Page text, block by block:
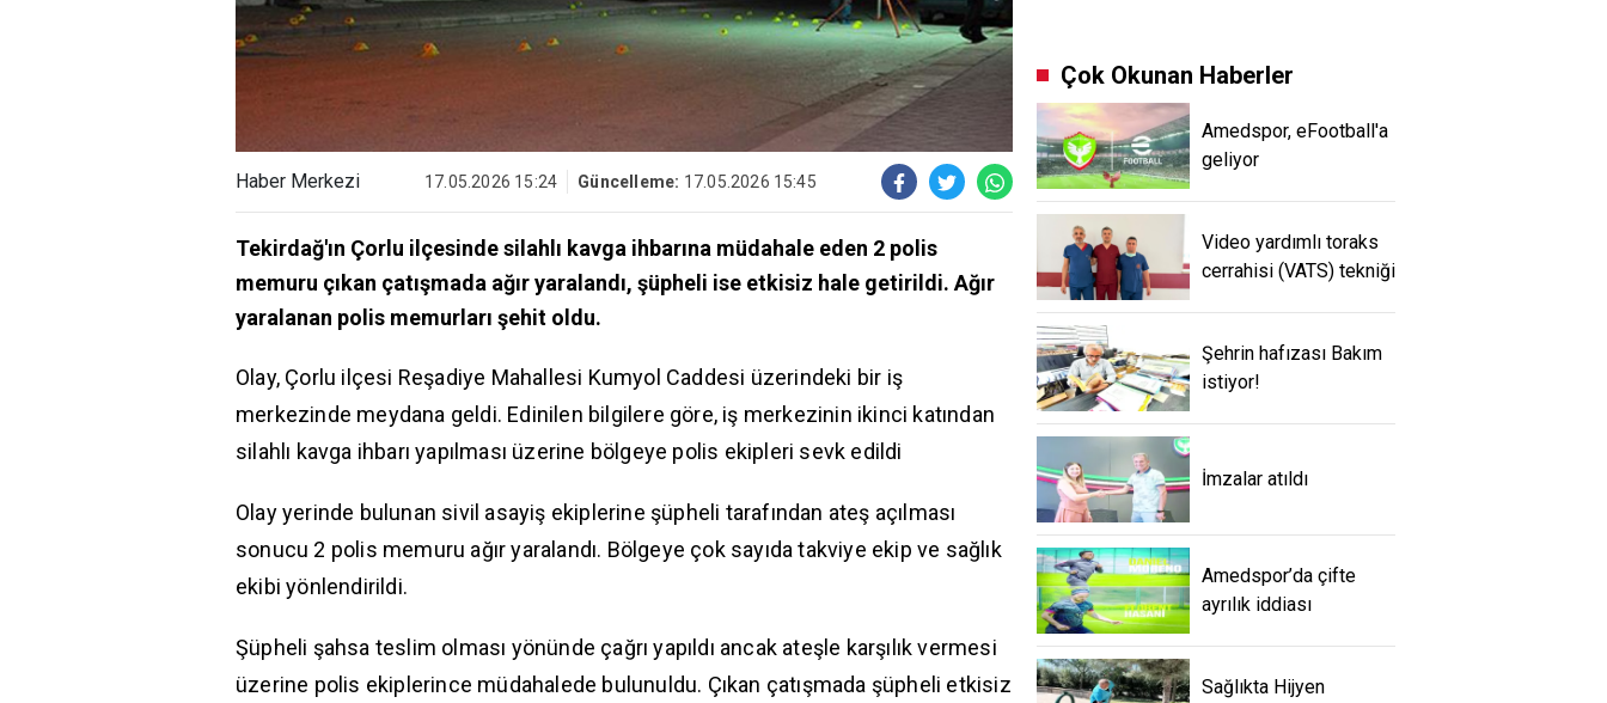
Haber Merkezi 17.05.2026 15:24 Güncelleme: 17.05.2026 15:45
Tekirdağ'ın Çorlu ilçesinde silahlı kavga ihbarına müdahale eden 2 polis
memuru çıkan çatışmada ağır yaralandı, şüpheli ise etkisiz hale getirildi. Ağır
yaralanan polis memurları şehit oldu.
Olay, Çorlu ilçesi Reşadiye Mahallesi Kumyol Caddesi üzerindeki bir iş
merkezinde meydana geldi. Edinilen bilgilere göre, iş merkezinin ikinci katından
silahlı kavga ihbarı yapılması üzerine bölgeye polis ekipleri sevk edildi
Olay yerinde bulunan sivil asayiş ekiplerine şüpheli tarafından ateş açılması
sonucu 2 polis memuru ağır yaralandı. Bölgeye çok sayıda takviye ekip ve sağlık
ekibi yönlendirildi.
Şüpheli şahsa teslim olması yönünde çağrı yapıldı ancak ateşle karşılık vermesi
üzerine polis ekiplerince müdahalede bulunuldu. Çıkan çatışmada şüpheli etkisiz
Çok Okunan Haberler
Amedspor, eFootball'a
geliyor
Video yardımlı toraks
cerrahisi (VATS) tekniği
Şehrin hafızası Bakım
istiyor!
İmzalar atıldı
Amedspor’da çifte
ayrılık iddiası
Sağlıkta Hijyen